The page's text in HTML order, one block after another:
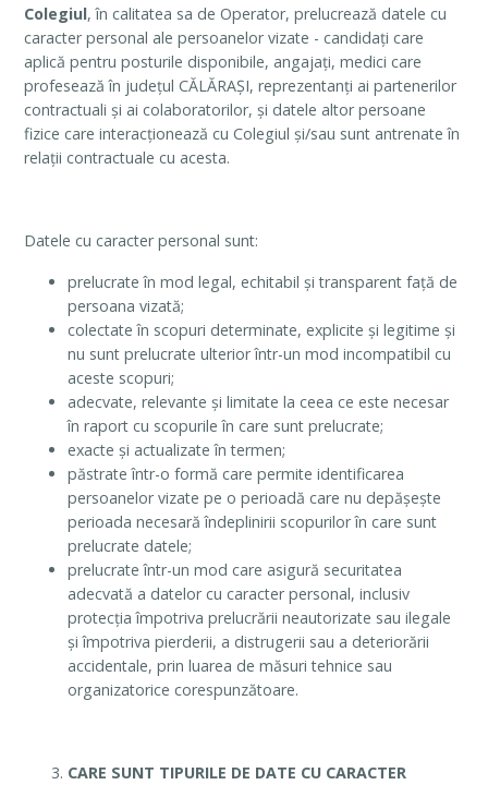
Colegiul, în calitatea sa de Operator, prelucrează datele cu
caracter personal ale persoanelor vizate - candidați care
aplică pentru posturile disponibile, angajați, medici care
profesează în județul CĂLĂRAȘI, reprezentanți ai partenerilor
contractuali și ai colaboratorilor, și datele altor persoane
fizice care interacționează cu Colegiul și/sau sunt antrenate în
relații contractuale cu acesta.
Datele cu caracter personal sunt:
prelucrate în mod legal, echitabil și transparent față de
persoana vizată;
colectate în scopuri determinate, explicite și legitime și
nu sunt prelucrate ulterior într-un mod incompatibil cu
aceste scopuri;
adecvate, relevante și limitate la ceea ce este necesar
în raport cu scopurile în care sunt prelucrate;
exacte și actualizate în termen;
păstrate într-o formă care permite identificarea
persoanelor vizate pe o perioadă care nu depășește
perioada necesară îndeplinirii scopurilor în care sunt
prelucrate datele;
prelucrate într-un mod care asigură securitatea
adecvată a datelor cu caracter personal, inclusiv
protecția împotriva prelucrării neautorizate sau ilegale
și împotriva pierderii, a distrugerii sau a deteriorării
accidentale, prin luarea de măsuri tehnice sau
organizatorice corespunzătoare.
CARE SUNT TIPURILE DE DATE CU CARACTER